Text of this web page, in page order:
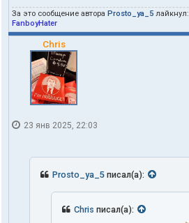
За это сообщение автора Prosto_ya_5 лайкнул:
FanboyHater
Chris
23 янв 2025, 22:03
Prosto_ya_5 писал(а):
Chris писал(а):